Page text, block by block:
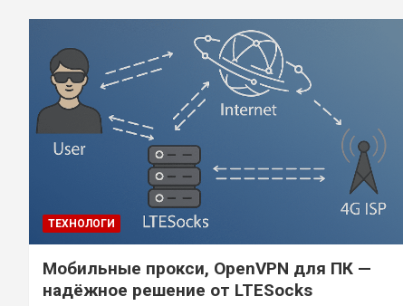
ТЕХНОЛОГИ
Мобильные прокси, OpenVPN для ПК —
надёжное решение от LTESocks